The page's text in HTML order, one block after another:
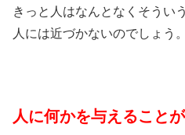
きっと人はなんとなくそうい
人には近づかないのでしょう。
人に何かを与えること